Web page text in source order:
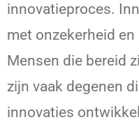
innovatieproces.
met onzekerheid en
Mensen die bereid
zijn vaak degenen
innovaties